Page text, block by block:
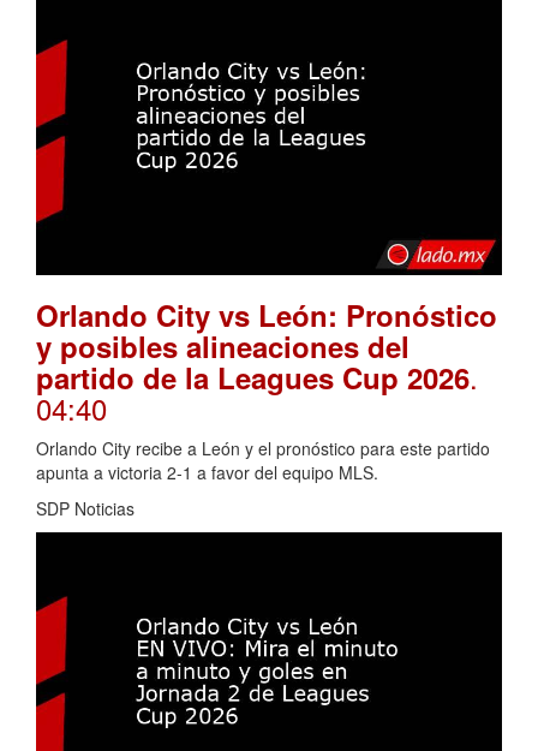
Orlando City vs León: Pronóstico
y posibles alineaciones del
partido de la Leagues Cup 2026.
04:40
Orlando City recibe a León y el pronóstico para este partido
apunta a victoria 2-1 a favor del equipo MLS.
SDP Noticias